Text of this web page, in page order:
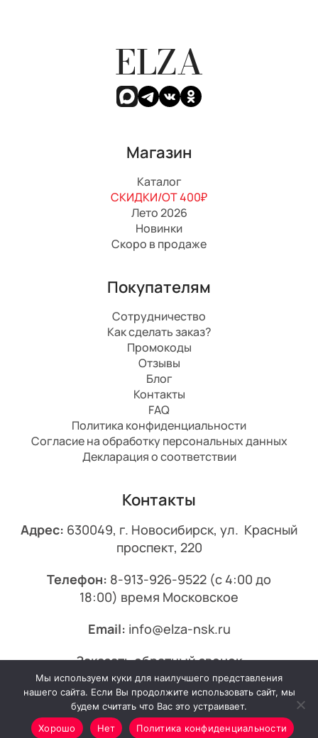
ELZA
Магазин
Каталог
СКИДКИ/ОТ 400₽
Лето 2026
Новинки
Скоро в продаже
Покупателям
Сотрудничество
Как сделать заказ?
Промокоды
Отзывы
Блог
Контакты
FAQ
Политика конфиденциальности
Согласие на обработку персональных данных
Декларация о соответствии
Контакты
Адрес: 630049, г. Новосибирск, ул. Красный
проспект, 220
Телефон: 8-913-926-9522 (с 4:00 до
18:00) время Московское
Email: info@elza-nsk.ru
Заказать обратный звонок
© 2013-2026 Эльза.
Мы используем куки для наилучшего представления
нашего сайта. Если Вы продолжите использовать сайт, мы
будем считать что Вас это устраивает.
Хорошо
Нет Политика конфиденциальности
Минимальный заказ от 7000₽